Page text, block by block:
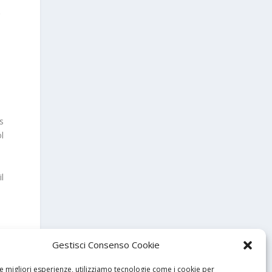
Gestisci Consenso Cookie
migliori esperienze, utilizziamo tecnologie come i cookie per